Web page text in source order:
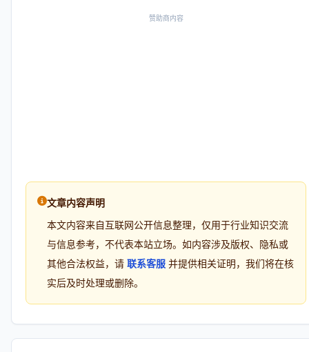
赞助商内容
文章内容声明
本文内容来自互联网公开信息整理，仅用于行业知识交流
与信息参考，不代表本站立场。如内容涉及版权、隐私或
其他合法权益，请 联系客服 并提供相关证明，我们将在核
实后及时处理或删除。